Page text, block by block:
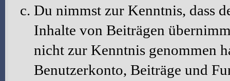
Du nimmst zur Kenntnis, dass
Inhalte von Beiträgen
nicht zur Kenntnis genommen
Benutzerkonto, Beiträge und